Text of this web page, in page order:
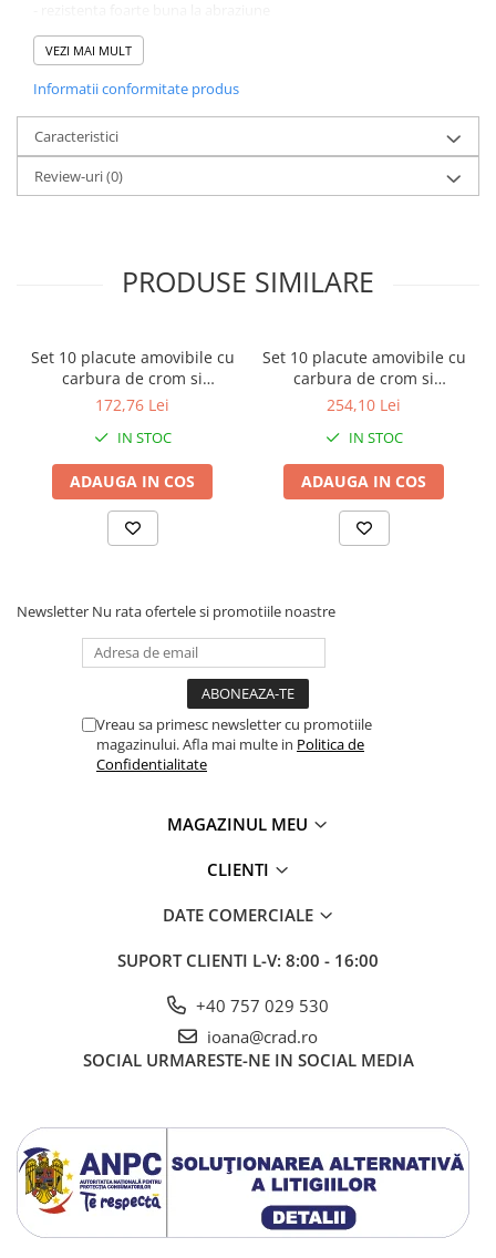
- eficienta inalta datorita perioadei lungi de utilizare
- placi aglomerate (PAL)
- placi aglomerate laminate / melaminate
- placi HDF / MDF
- lemn tare si moale
- compozite
- grosime (mm): 1.5
VEZI MAI MULT
Informatii conformitate produs
Caracteristici
Review-uri(0)
PRODUSE SIMILARE
Set 10 placute amovibile cu
carbura de crom si
tungsten, 2 muchii
35°, Kannenberg
172,76 Lei
IN STOC
ADAUGA IN COS
Set 10 placute amovibile cu
carbura de crom si
tungsten, 2 muchii
35°, Kannenberg
254,10 Lei
IN STOC
ADAUGA IN COS
Newsletter Nu rata ofertele si promotiile noastre
Vreau sa primesc newsletter cu promotiile
magazinului. Afla mai multe in Politica de
Confidentialitate
MAGAZINUL MEU
CLIENTI
DATE COMERCIALE
SUPORT CLIENTI L-V: 8:00 - 16:00
+40 757 029 530
ioana@crad.ro
SOCIAL URMARESTE-NE IN SOCIAL MEDIA